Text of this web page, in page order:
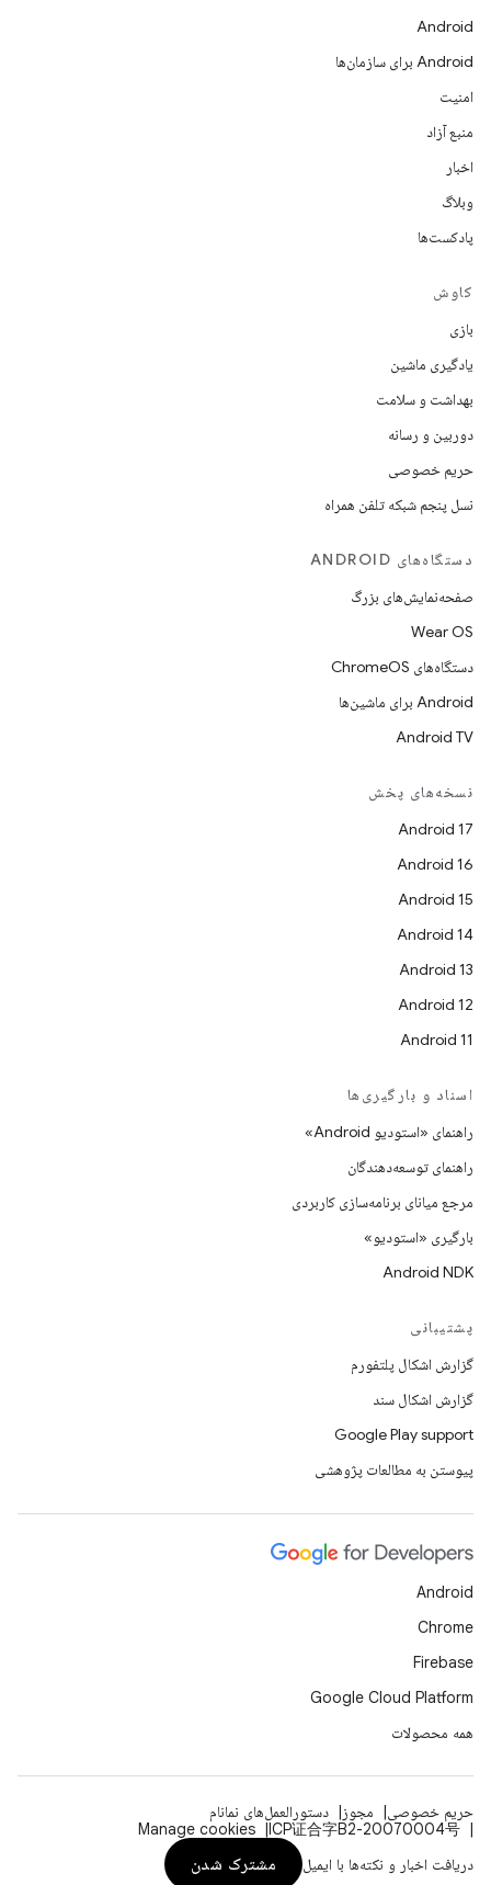
Android
Android برای سازمان‌ها
امنیت
منبع آزاد
اخبار
وبلاگ
پادکست‌ها
کاوش
بازی
یادگیری ماشین
بهداشت و سلامت
دوربین و رسانه
حریم خصوصی
نسل پنجم شبکه تلفن همراه
دستگاه‌های ANDROID
صفحه‌نمایش‌های بزرگ
Wear OS
دستگاه‌های ChromeOS
Android برای ماشین‌ها
Android TV
نسخه‌های پخش
Android 17
Android 16
Android 15
Android 14
Android 13
Android 12
Android 11
اسناد و بارگیری‌ها
راهنمای «استودیو Android»
راهنمای توسعه‌دهندگان
مرجع میانای برنامه‌سازی کاربردی
بارگیری «استودیو»
Android NDK
پشتیبانی
گزارش اشکال پلتفورم
گزارش اشکال سند
Google Play support
پیوستن به مطالعات پژوهشی
Android
Chrome
Firebase
Google Cloud Platform
همه محصولات
حریم خصوصی مجوز
دستورالعمل‌های نمانام
ICP证合字B2-20070004号
Manage cookies
دریافت اخبار و نکته‌ها با ایمیل
مشترک شدن